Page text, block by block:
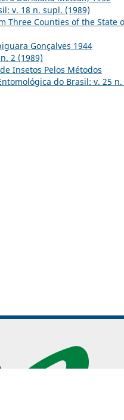
v. 18 n. supl. (1989)
Three Counties of the State
Gonçalves 1944
2 (1989)
Insetos Pelos Métodos
do Brasil: v. 25 n.